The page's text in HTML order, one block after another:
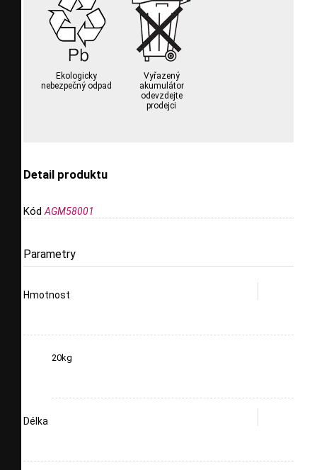
Ekologicky
nebezpečný odpad
Vyřazený
akumulátor
odevzdejte
prodejci
Detail produktu
KódAGM58001
Parametry
Hmotnost
20kg
Délka